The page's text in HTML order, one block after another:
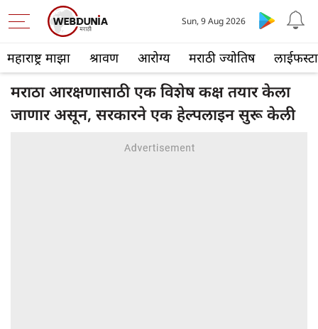
महाराष्ट्र माझा श्रावण आरोग्य मराठी ज्योतिष
Sun, 9 Aug 2026
मराठा आरक्षणासाठी एक विशेष कक्ष तयार केला
जाणार असून, सरकारने एक हेल्पलाइन सुरू केली